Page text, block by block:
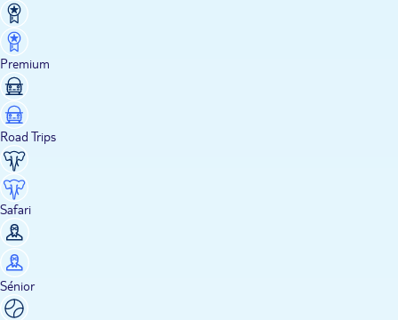
Premium
Road Trips
Safari
Sénior